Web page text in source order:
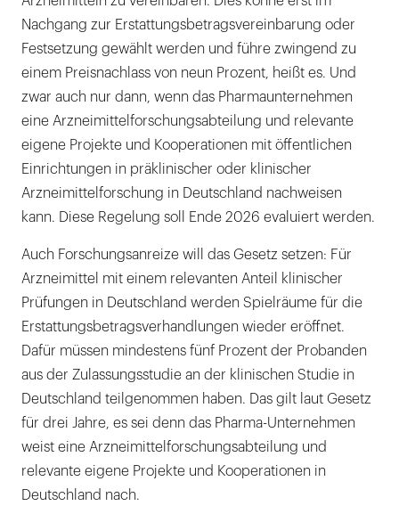
Nachgang zur Erstattungsbetragsvereinbarung oder
Festsetzung gewählt werden und führe zwingend zu
einem Preisnachlass von neun Prozent, heißt es. Und
zwar auch nur dann, wenn das Pharmaunternehmen
eine Arzneimittelforschungsabteilung und relevante
eigene Projekte und Kooperationen mit öffentlichen
Einrichtungen in präklinischer oder klinischer
Arzneimittelforschung in Deutschland nachweisen
kann. Diese Regelung soll Ende 2026 evaluiert werden.
Auch Forschungsanreize will das Gesetz setzen: Für
Arzneimittel mit einem relevanten Anteil klinischer
Prüfungen in Deutschland werden Spielräume für die
Erstattungsbetragsverhandlungen wieder eröffnet.
Dafür müssen mindestens fünf Prozent der Probanden
aus der Zulassungsstudie an der klinischen Studie in
Deutschland teilgenommen haben. Das gilt laut Gesetz
für drei Jahre, es sei denn das Pharma-Unternehmen
weist eine Arzneimittelforschungsabteilung und
relevante eigene Projekte und Kooperationen in
Deutschland nach.